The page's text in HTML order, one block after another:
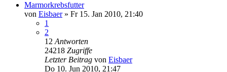
Marmorkrebsfutter
von Eisbaer» Fr 15. Jan 2010, 21:40
1
2
12 Antworten
24218 Zugriffe
Letzter Beitrag von Eisbaer
Do 10. Jun 2010, 21:47